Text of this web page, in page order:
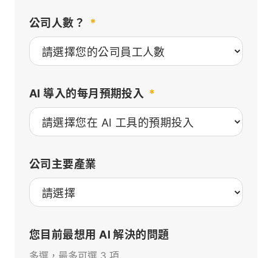
公司人數？ *
AI 導入的每月預期投入 *
公司主要產業
您目前最想用 AI 解決的問題